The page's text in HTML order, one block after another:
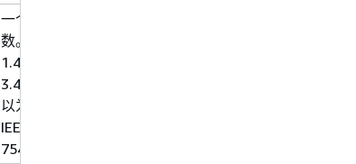
一个 32 位有符号的单精度浮点
数。范围为
1.40129846432481707e-45 至
3.40282346638528860e+38，可
以为正数，也可以为负数。遵循
IEEE 浮点运算标准（IEEE
754）。